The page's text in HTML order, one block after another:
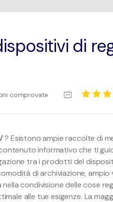
Scarica
Scarica
di
comprovate
? Esistono ampie raccolte di
informativo che ti
tra i prodotti del
di archiviazione, ampio
condivisione delle cose
alle tue esigenze. La